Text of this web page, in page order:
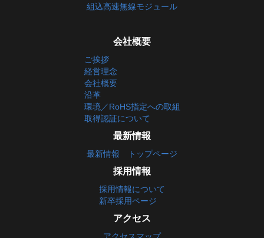
組込高速無線モジュール
会社概要
ご挨拶
経営理念
会社概要
沿革
環境／RoHS指定への取組
取得認証について
最新情報
最新情報 トップページ
採用情報
採用情報について
新卒採用ページ
アクセス
アクセスマップ